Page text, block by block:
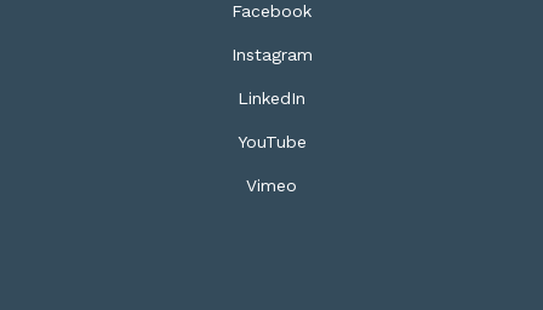
Facebook
Instagram
LinkedIn
YouTube
Vimeo